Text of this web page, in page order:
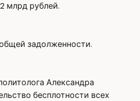
млрд рублей.
задолженности.
Александра
бесплотности всех